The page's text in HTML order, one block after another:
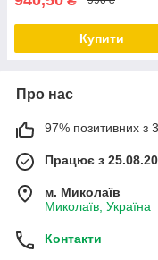
Купити
Про нас
97% позитивних з
Працює з
м. Миколаїв
Миколаїв, Україна
Контакти